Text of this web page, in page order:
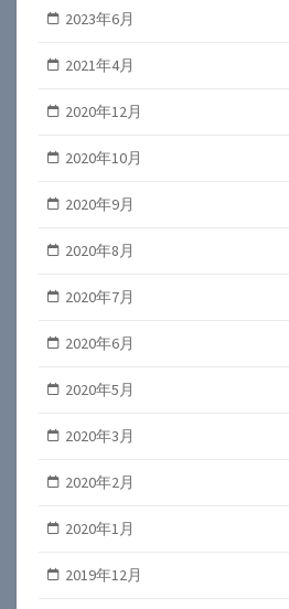
2023年6月
2021年4月
2020年12月
2020年10月
2020年9月
2020年8月
2020年7月
2020年6月
2020年5月
2020年3月
2020年2月
2020年1月
2019年12月